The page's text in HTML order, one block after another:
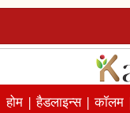
होम |हैडलाइन्स |